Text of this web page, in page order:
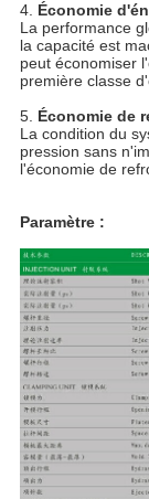
4. Économie
La performance
la capacité est
peut économiser
première classe
5. Économie de
La condition du
pression sans
l'économie de
Paramètre :